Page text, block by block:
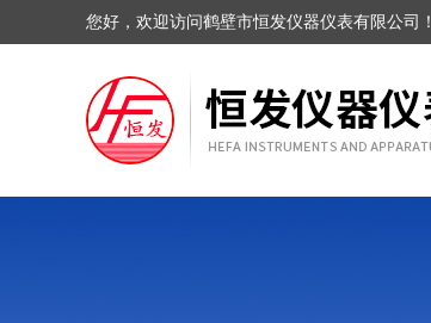
您好，欢迎访问鹤壁市恒发仪器仪表有限公司！